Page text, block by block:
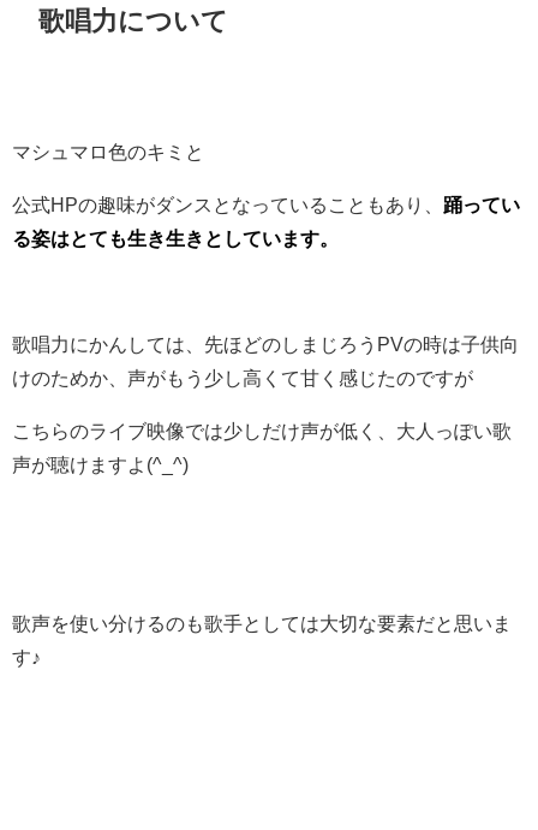
歌唱力について
マシュマロ色のキミと
公式HPの趣味がダンスとなっていることもあり、 踊ってい
る姿はとても生き生きとしています。
歌唱力にかんしては、先ほどのしまじろうPVの時は子供向
けのためか、声がもう少し高くて甘く感じたのですが
こちらのライブ映像では少しだけ声が低く、大人っぽい歌
声が聴けますよ(^_^)
歌声を使い分けるのも歌手としては大切な要素だと思いま
す♪